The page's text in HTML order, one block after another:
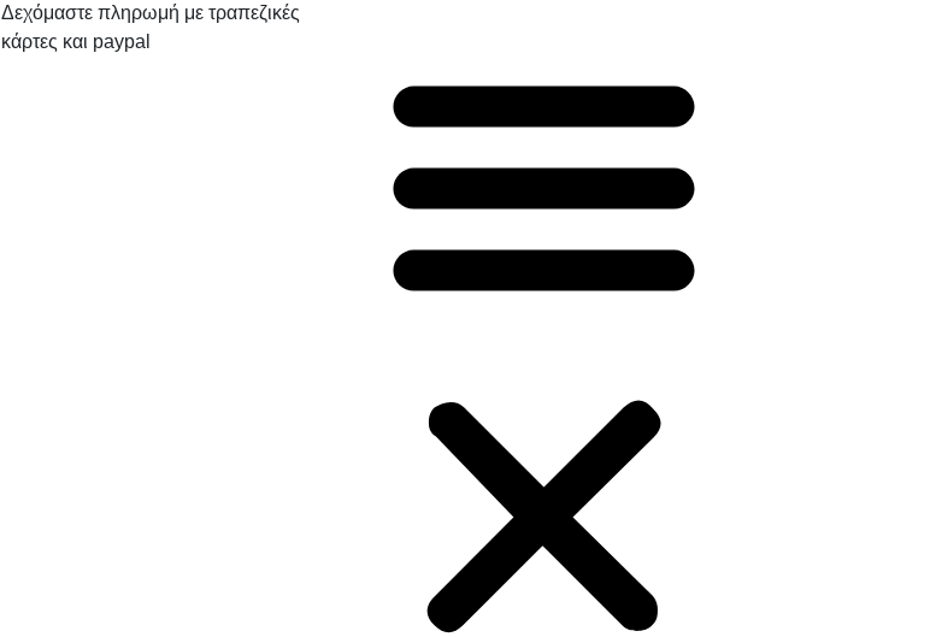
Δεχόμαστε πληρωμή με τραπεζικές
κάρτες και paypal